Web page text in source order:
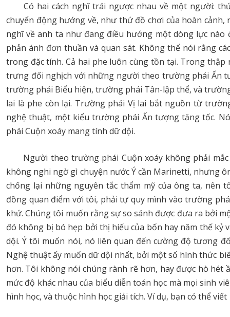
Có hai cách nghĩ trái ngược nhau về một người:
chuyển động hướng về, như thứ đồ chơi của hoàn
nghĩ về anh ta như đang điều hướng một dòng lực
phản ánh đơn thuần và quan sát. Không thể nói rằng
trong đặc tính. Cả hai phe luôn cùng tồn tại. Trong
trưng đối nghịch với những người theo trường phái Ấn
trường phái Biểu hiện, trường phái Tân-lập thể, và
lai là phe còn lại. Trường phái Vị lai bắt nguồn từ
nghệ thuật, một kiểu trường phái Ấn tượng tăng tốc.
phái Cuộn xoáy mang tính dữ dội.
Người theo trường phái Cuộn xoáy không phải
không nghi ngờ gì chuyện nước Ý cần Marinetti, nhưng
chống lại những nguyên tắc thẩm mỹ của ông ta,
đồng quan điểm với tôi, phải tự quy mình vào trường
khứ. Chúng tôi muốn rằng sự so sánh được đưa ra bởi
đó không bị bó hẹp bởi thị hiếu của bốn hay năm thế
dội. Ý tôi muốn nói, nó liên quan đến cường độ tương
Nghệ thuật ấy muốn dữ dội nhất, bởi một số hình thức
hơn. Tôi không nói chúng rành rẽ hơn, hay được hò hét
mức độ khác nhau của biểu diễn toán học mà mọi sinh
hình học, và thuộc hình học giải tích. Ví dụ, bạn có thể viết